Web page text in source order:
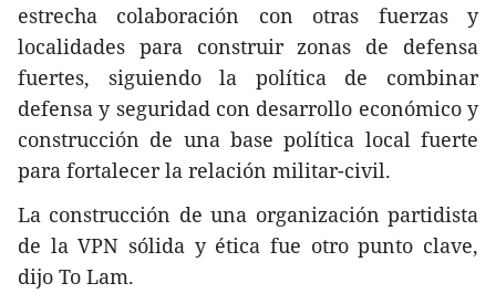
estrecha colaboración con otras fuerzas y
localidades para construir zonas de defensa
fuertes, siguiendo la política de combinar
defensa y seguridad con desarrollo económico y
construcción de una base política local fuerte
para fortalecer la relación militar-civil.
La construcción de una organización partidista
de la VPN sólida y ética fue otro punto clave,
dijo To Lam.